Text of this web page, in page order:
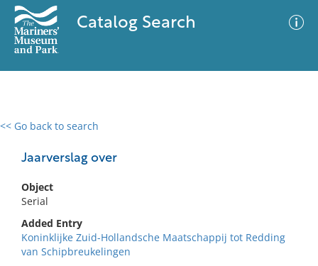
Catalog Search
<< Go back to search
Jaarverslag over
Object
Serial
Added Entry
Koninklijke Zuid-Hollandsche Maatschappij tot Redding
van Schipbreukelingen
0 results